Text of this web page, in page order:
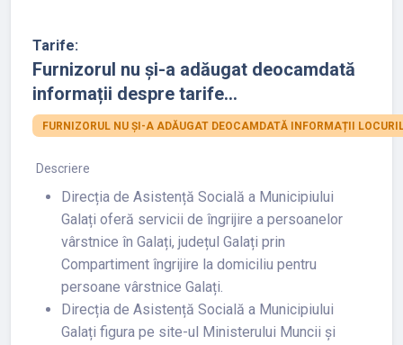
Tarife:
Furnizorul nu și-a adăugat deocamdată
informații despre tarife...
FURNIZORUL NU ȘI-A ADĂUGAT DEOCAMDATĂ INFORMAȚII
Descriere
Direcția de Asistență Socială a Municipiului
Galați oferă servicii de îngrijire a persoanelor
vârstnice în Galați, județul Galați prin
Compartiment îngrijire la domiciliu pentru
persoane vârstnice Galați.
Direcția de Asistență Socială a Municipiului
Galați figura pe site-ul Ministerului Muncii și